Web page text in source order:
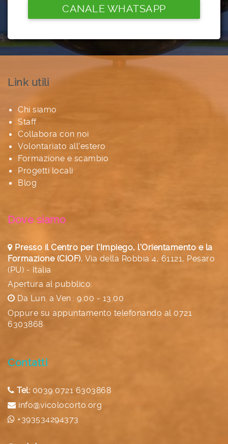
CANALE WHATSAPP
Link utili
Chi siamo
Staff
Collabora con noi
Volontariato all'estero
Formazione e scambio
Progetti locali
Blog
Dove siamo
Presso il Centro per l'Impiego, l'Orientamento e la
Formazione (CIOF), Via della Robbia 4, 61121, Pesaro
(PU) - Italia
Apertura al pubblico:
Da Lun. a Ven.: 9.00 - 13.00
Oppure su appuntamento telefonando al 0721
6303868
Contatti
Tel: 0039 0721 6303868
info@vicolocorto.org
+393534294373